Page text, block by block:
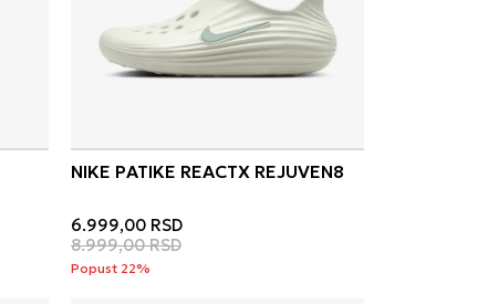
NIKE PATIKE REACTX REJUVEN8
6.999,00 RSD
8.999,00 RSD
Popust 22%